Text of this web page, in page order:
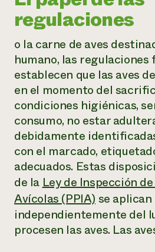
regulaciones
o la carne de aves
humano, las regulaciones
establecen que las aves
en el momento del
condiciones higiénicas,
consumo, no estar
debidamente
con el marcado,
adecuados. Estas
de laLey de Inspección
Avícolas (PPIA)se aplican
independientemente del
procesen las aves. Las